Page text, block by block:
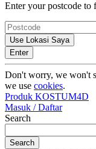
Enter your postcode to
Use Lokasi Saya
Enter
Don't worry, we won't
we use cookies.
Produk KOSTUM4D
Masuk / Daftar
Search
Search